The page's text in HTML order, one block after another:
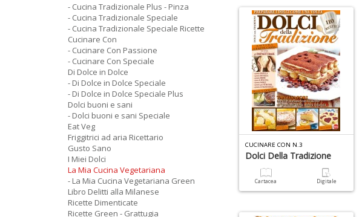
CUCINARE CON N.3
Dolci Della Tradizione
Cartacea Digitale
- Cucina Tradizionale Plus - Pinza
- Cucina Tradizionale Speciale
- Cucina Tradizionale Speciale Ricette
Cucinare Con
- Cucinare Con Passione
- Cucinare Con Speciale
Di Dolce in Dolce
- Di Dolce in Dolce Speciale
- Di Dolce in Dolce Speciale Plus
Dolci buoni e sani
- Dolci buoni e sani Speciale
Eat Veg
Friggitrici ad aria Ricettario
Gusto Sano
I Miei Dolci
La Mia Cucina Vegetariana
- La Mia Cucina Vegetariana Green
Libro Delitti alla Milanese
Ricette Dimenticate
Ricette Green - Grattugia